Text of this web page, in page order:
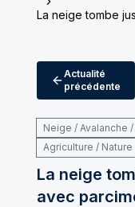
La neige tombe
Actualité
précédente
Neige / Avalanche
Agriculture / Nature
La neige
avec